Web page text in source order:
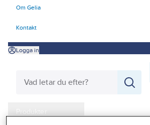
Om Gelia
Kontakt
Logga in
Produkter